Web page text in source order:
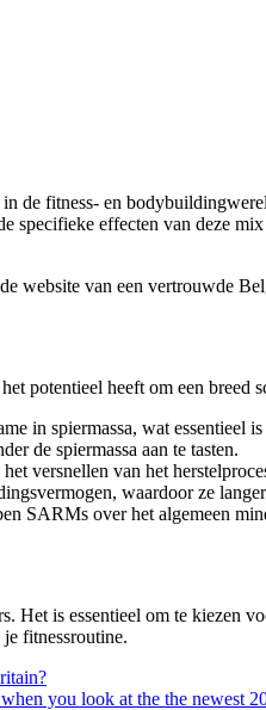
de fitness- en
specifieke effecten van deze
website van een vertrouwde
potentieel heeft om een
in spiermassa, wat essentieel
de spiermassa aan te tasten.
versnellen van het
waardoor ze
SARMs over het algemeen
Het is essentieel om te
fitnessroutine.
you look at the the newest